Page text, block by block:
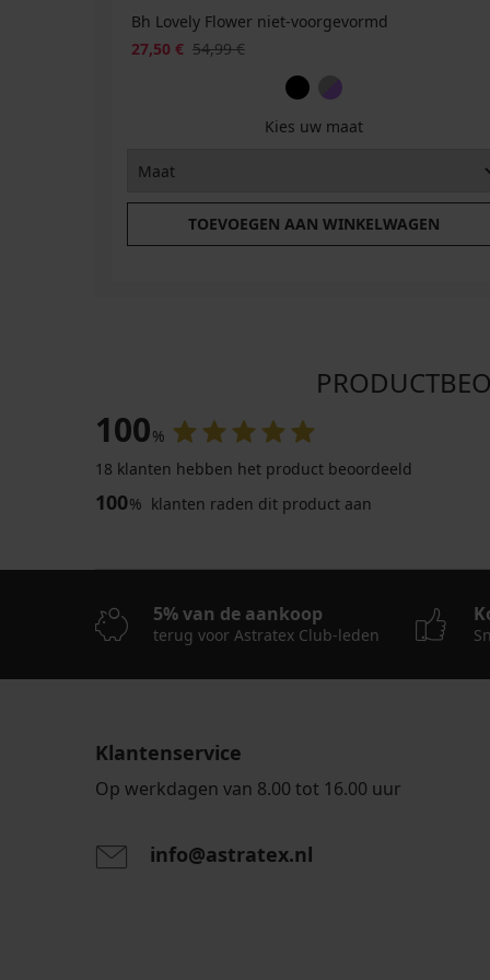
Bh Lovely Flower niet-voorgevormd
27,50 € 54,99 €
Kies uw maat
TOEVOEGEN AAN WINKELWAGEN
100%
18 klanten hebben het product beoordeeld
100% klanten raden dit product aan
5% van de aankoop
terug voor Astratex Club-leden
Klantenservice
Op werkdagen van 8.00 tot 16.00 uur
info@astratex.nl